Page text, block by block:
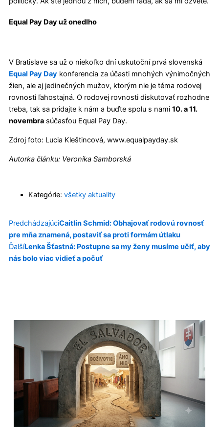
Equal Pay Day už onedlho
V Bratislave sa už o niekoľko dní uskutoční prvá slovenská
Equal Pay Day konferencia za účasti mnohých výnimočných
žien, ale aj jedinečných mužov, ktorým nie je téma rodovej
rovnosti ľahostajná. O rodovej rovnosti diskutovať rozhodne
treba, tak sa pridajte k nám a buďte spolu s nami 10. a 11.
novembra súčasťou Equal Pay Day.
Zdroj foto: Lucia Kleštincová, www.equalpayday.sk
Autorka článku: Veronika Samborská
Kategórie: všetky aktuality
Prev
PredchádzajúciCaitlin Schmid: Obhajovať rodovú rovnosť
pre mňa znamená, postaviť sa proti formám útlaku
ĎalšíLenka Šťastná: Postupne sa my ženy musíme učiť, aby
nás bolo viac vidieť a počuť
Next